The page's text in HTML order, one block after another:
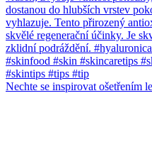
Nechte se inspirovat ošetřením